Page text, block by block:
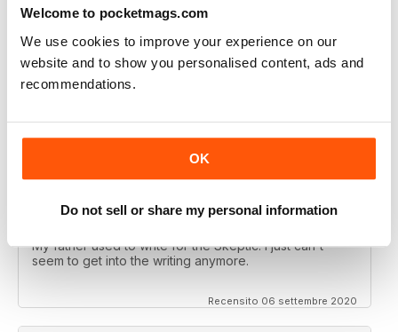
Welcome to pocketmags.com
We use cookies to improve your experience on our
website and to show you personalised content, ads and
recommendations.
OK
Do not sell or share my personal information
SKEPTIC
keeping me saner
Recensito 06 dicembre 2020
SKEPTIC
My father used to write for the Skeptic. I just can't
seem to get into the writing anymore.
Recensito 06 settembre 2020